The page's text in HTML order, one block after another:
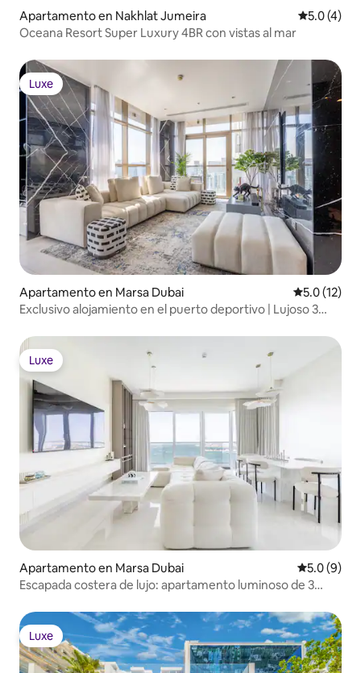
Apartamento en Nakhlat Jumeira
5.0 (4)
Oceana Resort Super Luxury 4BR con vistas al mar
Luxe
Luxe
Apartamento en Marsa Dubai Calificación
5.0 (12)
Exclusivo alojamiento en el puerto deportivo | Lujoso 3
Luxe
Luxe
Apartamento en Marsa Dubai
5.0 (9)
Escapada costera de lujo: apartamento luminoso de 3
Luxe
Luxe